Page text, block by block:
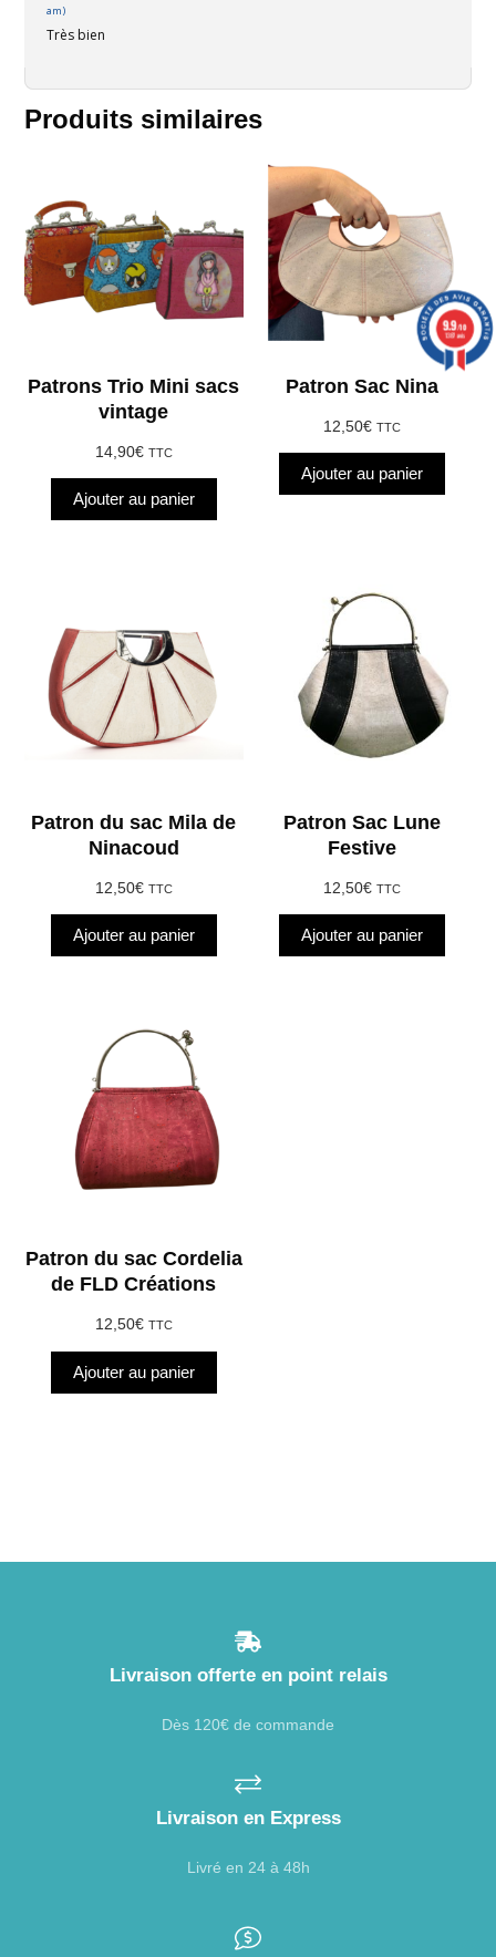
am)
Très bien
Produits similaires
Patrons Trio Mini sacs
vintage
14,90€ TTC
Ajouter au panier
Patron Sac Nina
12,50€ TTC
Ajouter au panier
Patron du sac Mila de
Ninacoud
12,50€ TTC
Ajouter au panier
Patron Sac Lune
Festive
12,50€ TTC
Ajouter au panier
Patron du sac Cordelia
de FLD Créations
12,50€ TTC
Ajouter au panier
Livraison offerte en point relais
Dès 120€ de commande
Livraison en Express
Livré en 24 à 48h
9.9/10
1387 avis